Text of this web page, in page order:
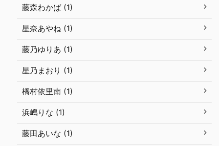
藤森わかば (1)
星奈あやね (1)
藤乃ゆりあ (1)
星乃まおり (1)
橋村依里南 (1)
浜嶋りな (1)
藤田あいな (1)